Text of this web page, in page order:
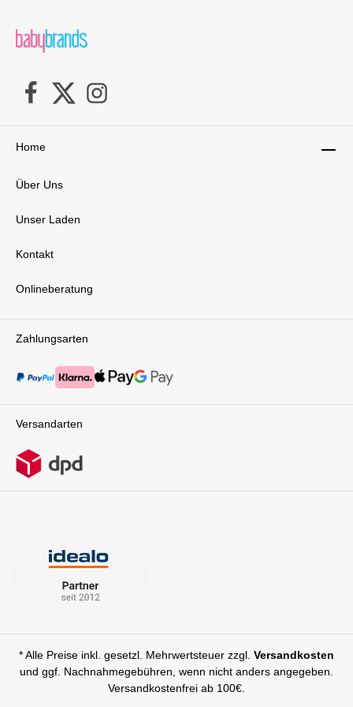
Zahlungsarten
Versandarten
Home
Über Uns
Unser Laden
Kontakt
Onlineberatung
* Alle Preise inkl. gesetzl. Mehrwertsteuer zzgl. Versandkosten
und ggf. Nachnahmegebühren, wenn nicht anders angegeben.
Versandkostenfrei ab 100€.